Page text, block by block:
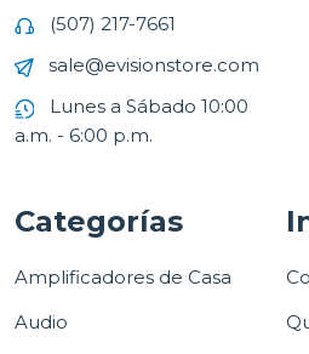
(507) 217-7661
sale@evisionstore.com
Lunes a Sábado 10:00
a.m. - 6:00 p.m.
Categorías
Amplificadores de Casa
Audio